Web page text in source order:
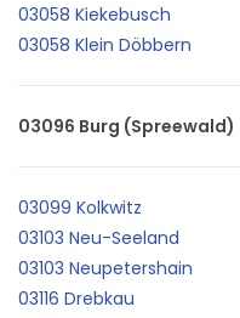
03058 Kiekebusch
03058 Klein Döbbern
03096 Burg (Spreewald)
03099 Kolkwitz
03103 Neu-Seeland
03103 Neupetershain
03116 Drebkau